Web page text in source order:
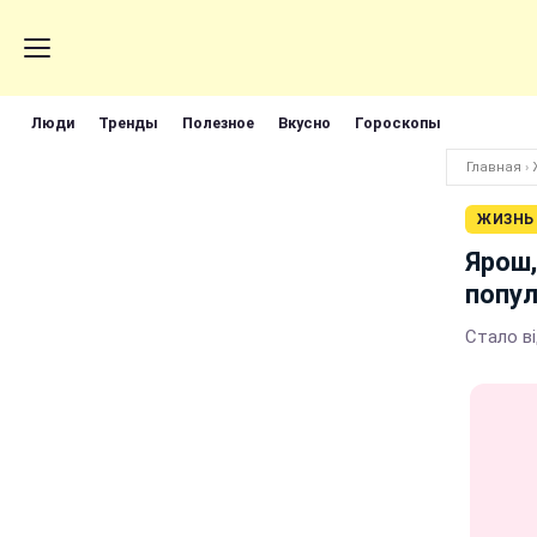
Люди Тренды Полезное Вкусно Гороскопы
Главная ›
ЖИЗНЬ
Ярош,
Стало